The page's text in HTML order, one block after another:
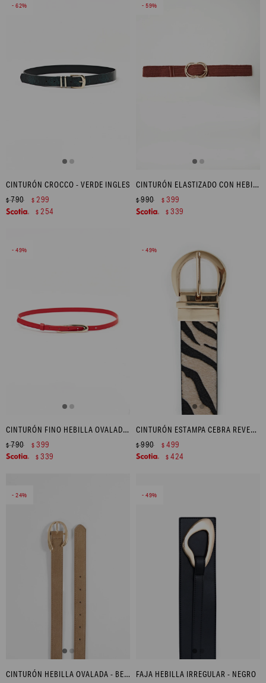
62
CINTURÓN CROCCO - VERDE INGLES
$790 $ 299
$ 254
59
CINTURÓN ELASTIZADO CON HEBILLA METÁLICA - TOSTADO
$990 $ 399
$ 339
49
CINTURÓN FINO HEBILLA OVALADA - ROJO
$790 $ 399
$ 339
49
CINTURÓN ESTAMPA CEBRA REVERSIBLE - ANIMAL PRINT
$990 $ 499
$ 424
24
CINTURÓN HEBILLA OVALADA - BEIGE
49
FAJA HEBILLA IRREGULAR - NEGRO